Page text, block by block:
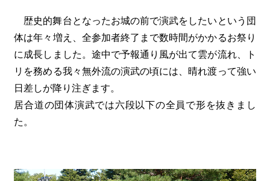
歴史的舞台となったお城の前で演武をしたいという団
体は年々増え、全参加者終了まで数時間がかかるお祭り
に成長しました。途中で予報通り風が出て雲が流れ、ト
リを務める我々無外流の演武の頃には、晴れ渡って強い
日差しが降り注ぎます。
居合道の団体演武では六段以下の全員で形を抜きまし
た。